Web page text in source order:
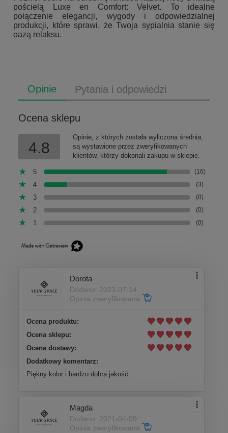
pościelą Luxe en Comfort: Velvet. To idealne
połączenie elegancji, wygody i odpowiedzialnej
produkcji, które sprawi, że Twoja sypialnia stanie się
oazą relaksu.
Opinie Pytania i odpowiedzi
Ocena sklepu
4.8
Opinie, z których została wyliczona średnia,
są wystawione przez zweryfikowanych
klientów, którzy dokonali zakupu w sklepie.
5 (16)
4 (3)
3 (0)
2 (0)
1 (0)
Dorota
Dodano: 2023-07-14
Opinia zweryfikowana
Ocena produktu:
Ocena sklepu:
Ocena dostawy:
Dodatkowy komentarz:
Piękny kolor i bardzo dobra jakość.
Magda
Dodano: 2021-04-09
Opinia zweryfikowana